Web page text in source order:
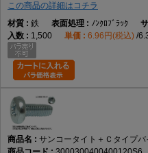
この商品の詳細はコチラ
鉄
ﾉﾝｸﾛﾌﾞﾗｯｸ
1,500
6.96円(税込)
サンコータイト＋Ｃタイプバ